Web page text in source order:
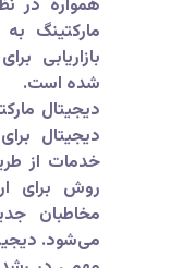
همواره در
مارکتینگ
بازاریابی
شده است.
دیجیتال
دیجیتال
خدمات از
روش برای
مخاطبان
می‌شود.